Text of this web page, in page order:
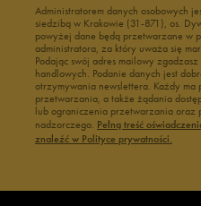
1
Jak zbieramy opinie?
Administratorem danych osobowych
siedzibą w Krakowie (31-871), os.
powyżej dane będą przetwarzane w
administratora, za który uważa się
Podając swój adres mailowy
handlowych. Podanie danych jest
otrzymywania newslettera. Każdy ma
przetwarzania, a także żądania
lub ograniczenia przetwarzania oraz
nadzorczego. Pełną treść
znaleźć w Polityce prywatności.